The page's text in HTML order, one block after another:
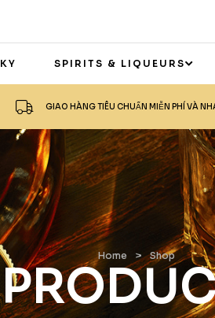
SPIRITS & LIQUEURS
GIAO HÀNG TIÊU CHUẨN MIỄN PHÍ VÀ
Home > Shop